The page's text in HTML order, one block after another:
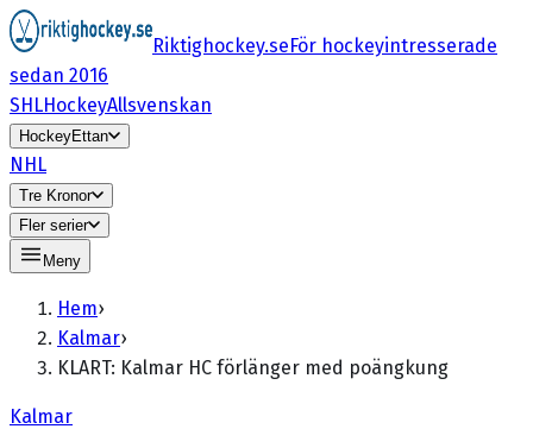
Riktighockey.seFör hockeyintresserade
sedan 2016
SHLHockeyAllsvenskan
HockeyEttan
NHL
Tre Kronor
Fler serier
Meny
Hem›
Kalmar›
KLART: Kalmar HC förlänger med poängkung
Kalmar